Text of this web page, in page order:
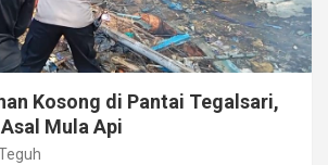
Kosong di Pantai Tegalsari,
Mula Api